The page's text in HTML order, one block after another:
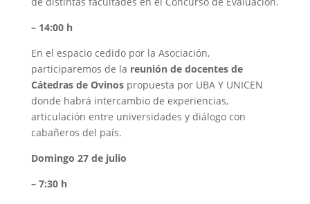
– 14:00 h
En el espacio cedido por la Asociación,
participaremos de la reunión de docentes de
Cátedras de Ovinos propuesta por UBA Y UNICEN
donde habrá intercambio de experiencias,
articulación entre universidades y diálogo con
cabañeros del país.
Domingo 27 de julio
– 7:30 h